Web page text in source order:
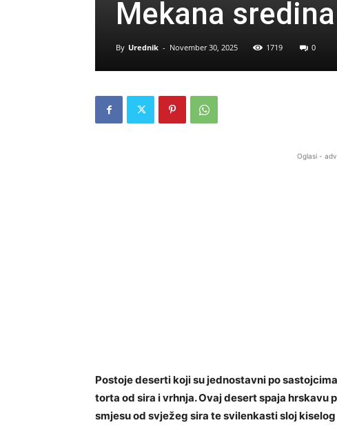
Mekana
By Urednik - November 30, 2025 1719 0
Oglasi -
Postoje deserti koji su jednostavni po
torta od sira i vrhnja. Ovaj desert spaja hrskavu
smjesu od svježeg sira te svilenkasti sloj